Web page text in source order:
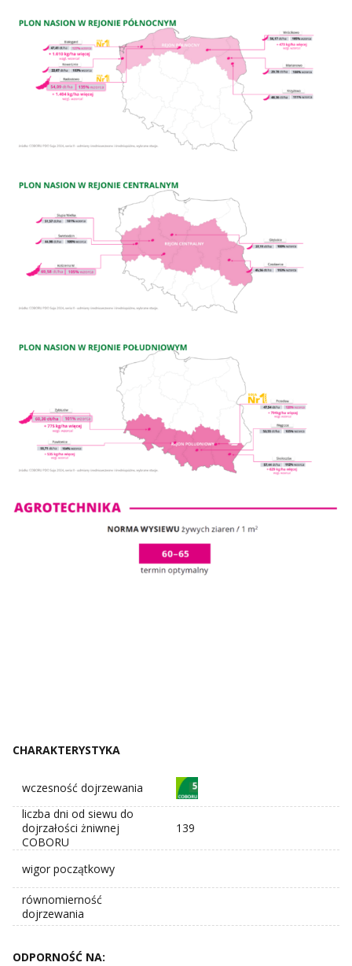
CHARAKTERYSTYKA
wczesność dojrzewania
liczba dni od siewu do
dojrzałości żniwnej
COBORU
139
wigor początkowy
równomierność
dojrzewania
ODPORNOŚĆ NA: